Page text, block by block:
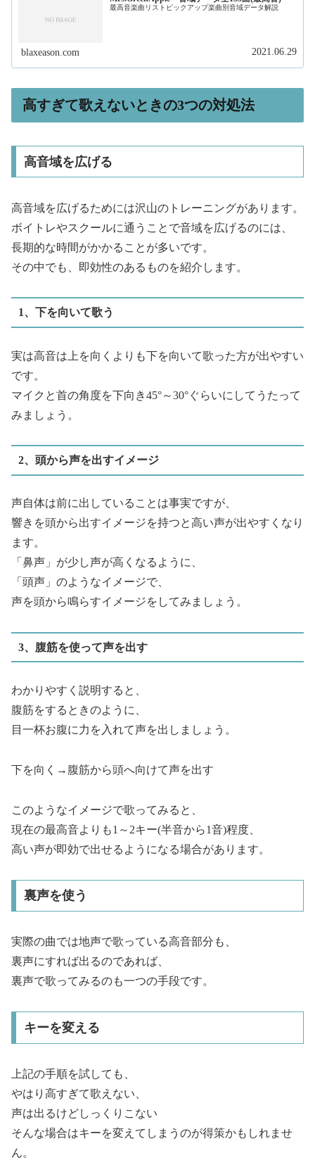
最高音楽曲リストピックアップ楽曲別音域データ解説
blaxeason.com 2021.06.29
高すぎて歌えないときの3つの対処法
高音域を広げる
高音域を広げるためには沢山のトレーニングがあります。
ボイトレやスクールに通うことで音域を広げるのには、
長期的な時間がかかることが多いです。
その中でも、即効性のあるものを紹介します。
1、下を向いて歌う
実は高音は上を向くよりも下を向いて歌った方が出やすい
です。
マイクと首の角度を下向き45°～30°ぐらいにしてうたって
みましょう。
2、頭から声を出すイメージ
声自体は前に出していることは事実ですが、
響きを頭から出すイメージを持つと高い声が出やすくなり
ます。
「鼻声」が少し声が高くなるように、
「頭声」のようなイメージで、
声を頭から鳴らすイメージをしてみましょう。
3、腹筋を使って声を出す
わかりやすく説明すると、
腹筋をするときのように、
目一杯お腹に力を入れて声を出しましょう。
下を向く→腹筋から頭へ向けて声を出す
このようなイメージで歌ってみると、
現在の最高音よりも1～2キー(半音から1音)程度、
高い声が即効で出せるようになる場合があります。
裏声を使う
実際の曲では地声で歌っている高音部分も、
裏声にすれば出るのであれば、
裏声で歌ってみるのも一つの手段です。
キーを変える
上記の手順を試しても、
やはり高すぎて歌えない、
声は出るけどしっくりこない
そんな場合はキーを変えてしまうのが得策かもしれませ
ん。